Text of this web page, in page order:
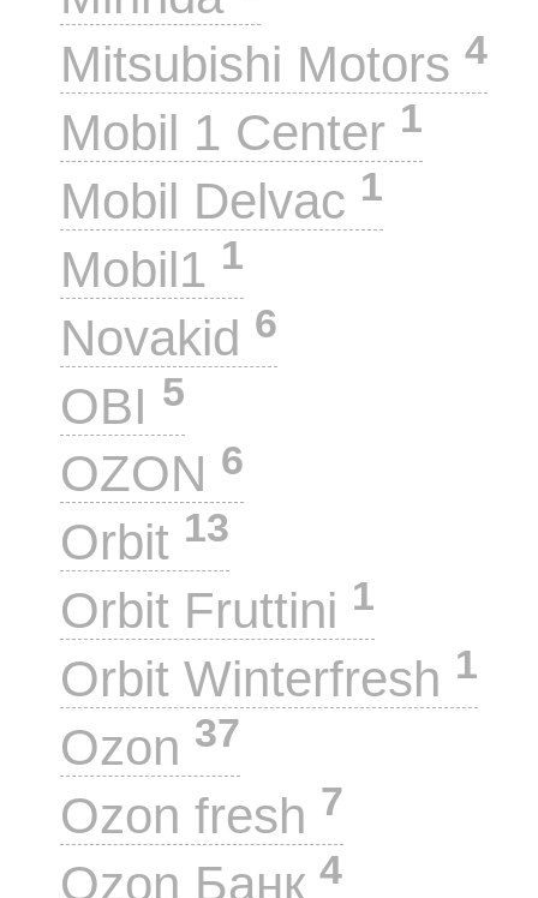
Mitsubishi Motors 4
Mobil 1 Center 1
Mobil Delvac 1
Mobil1 1
Novakid 6
OBI 5
OZON 6
Orbit 13
Orbit Fruttini 1
Orbit Winterfresh 1
Ozon 37
Ozon fresh 7
Ozon Банк 4